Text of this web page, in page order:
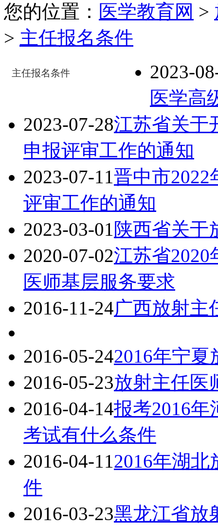
您的位置： 医学教育网 >
> 主任报名条件
主任报名条件
2023-
医学高
2023-07-28江苏省关于
申报评审工作的通知
2023-07-11晋中市
评审工作的通知
2023-03-01陕西省关于
2020-07-02江苏省
医师基层服务要求
2016-11-24广西放射主
2016-05-242016年宁
2016-05-23放射主任医
2016-04-14报考2016
考试有什么条件
2016-04-112016年湖
件
2016-03-23黑龙江省放